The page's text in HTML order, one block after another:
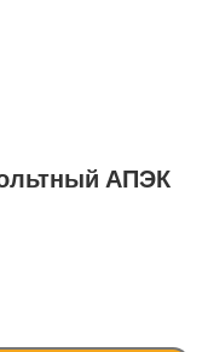
АПЭК